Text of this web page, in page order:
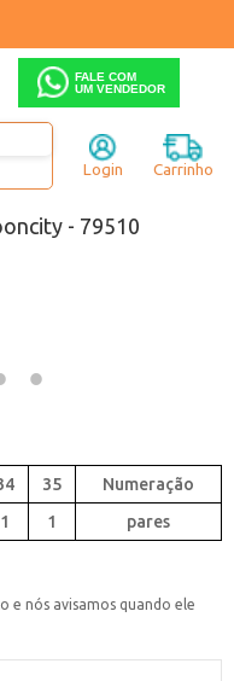
FALE COM
UM VENDEDOR
Login Carrinho
- 79510
35
1 1 pares